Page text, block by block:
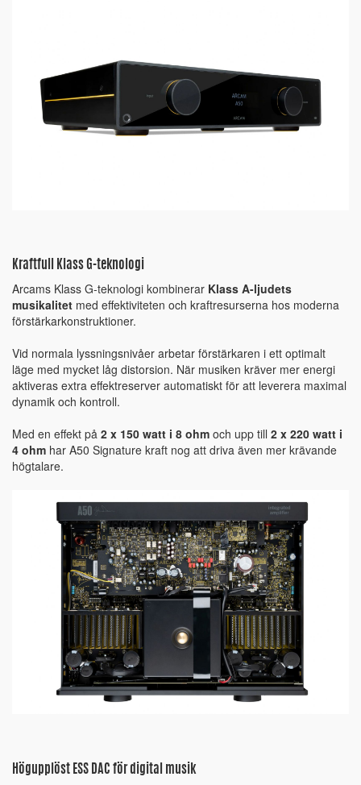
Kraftfull Klass G-teknologi
Arcams Klass G-teknologi kombinerar Klass A-ljudets
musikalitet med effektiviteten och kraftresurserna hos moderna
förstärkarkonstruktioner.
Vid normala lyssningsnivåer arbetar förstärkaren i ett optimalt
läge med mycket låg distorsion. När musiken kräver mer energi
aktiveras extra effektreserver automatiskt för att leverera maximal
dynamik och kontroll.
Med en effekt på 2 x 150 watt i 8 ohm och upp till 2 x 220 watt i
4 ohm har A50 Signature kraft nog att driva även mer krävande
högtalare.
Högupplöst ESS DAC för digital musik